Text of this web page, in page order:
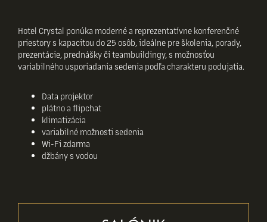
Hotel Crystal ponúka moderné a reprezentatívne konferenčné
priestory s kapacitou do 25 osôb, ideálne pre školenia, porady,
prezentácie, prednášky či teambuildingy, s možnosťou
variabilného usporiadania sedenia podľa charakteru podujatia.
Data projektor
plátno a flipchat
klimatizácia
variabilné možnosti sedenia
Wi-Fi zdarma
džbány s vodou